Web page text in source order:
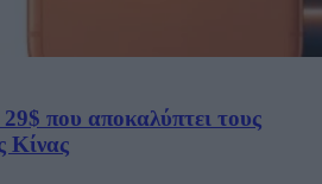
που αποκαλύπτει τους
Κίνας